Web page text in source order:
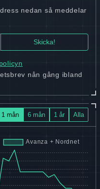
nedan så meddelar
nån gång ibland
1 mån 6 mån 1 år Alla